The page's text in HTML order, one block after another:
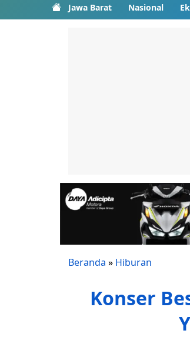
Jawa Barat Nasional
Beranda » Hiburan
Konser